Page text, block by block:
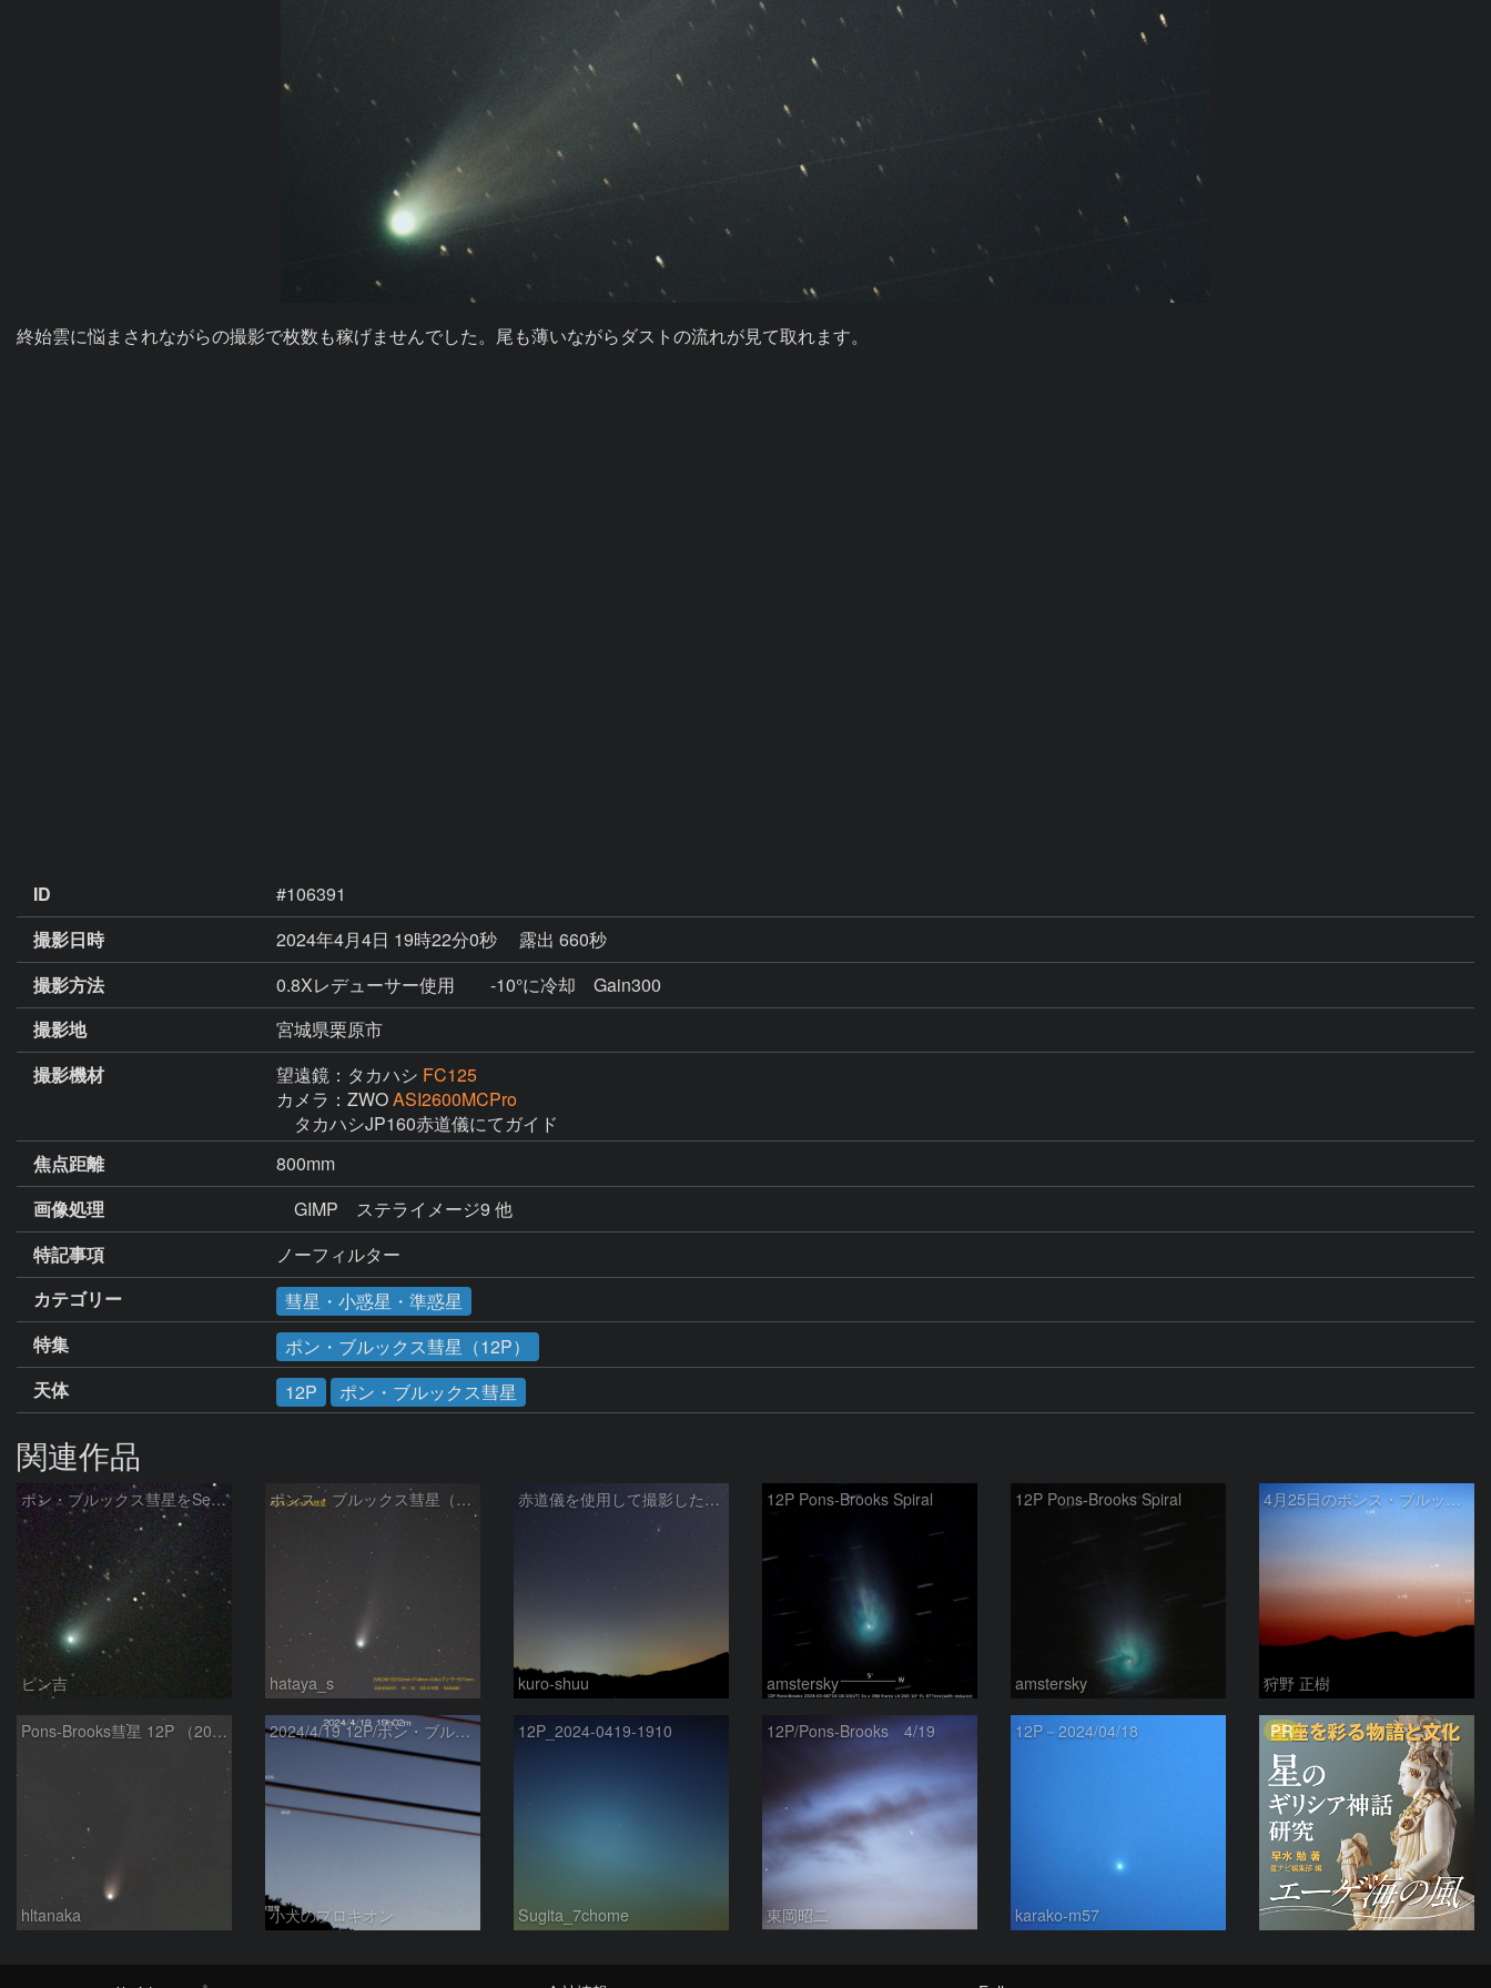
終始雲に悩まされながらの撮影で枚数も稼げませんでした。尾も薄いながらダストの流れが見て取れます。
ID
#106391
撮影日時
2024年4月4日 19時22分0秒
露出 660秒
撮影方法
0.8Xレデューサー使用 -10°に冷却 Gain300
撮影地
宮城県栗原市
撮影機材
望遠鏡：タカハシ FC125
カメラ：ZWOASI2600MCPro
タカハシJP160赤道儀にてガイド
焦点距離
800mm
画像処理
GIMP　ステライメージ9 他
特記事項
ノーフィルター
カテゴリー
彗星・小惑星・準惑星
特集
ポン・ブルックス彗星（12P）
天体
12P ポン・ブルックス彗星
関連作品
ポン・ブルックス彗星をSeeStar S50で撮影画像を再処理
ピン吉
ポンス・ブルックス彗星（12P/Pons-Brooks）2024/04/01
hataya_s
赤道儀を使用して撮影した画像のSequatorによるコンポジット結果
kuro-shuu
12P Pons-Brooks Spiral
amstersky
12P Pons-Brooks Spiral
amstersky
4月25日のポンス・ブルックス彗星(12P)
狩野 正樹
Pons-Brooks彗星 12P （2024/04/08） 米国テキサス州
hltanaka
2024/4/19 12P/ポン・ブルックス彗星・木星・天王星
小犬のプロキオン
12P_2024-0419-1910
Sugita_7chome
12P/Pons-Brooks 4/19
東岡昭二
12P－2024/04/18
karako-m57
PR